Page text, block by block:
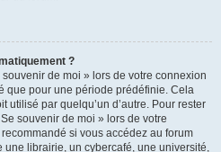
?
de moi » lors de votre connexion
que pour une période prédéfinie. Cela
utilisé par quelqu’un d’autre. Pour rester
souvenir de moi » lors de votre
si vous accédez au forum
librairie, un cybercafé, une université,